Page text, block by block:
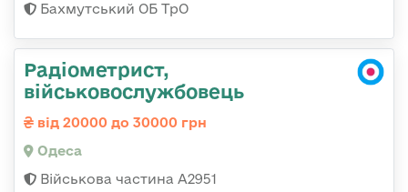
Бахмутський ОБ ТрО
Радіометрист,
військовослужбовець
від 20000 до 30000 грн
Одеса
Військова частина А2951